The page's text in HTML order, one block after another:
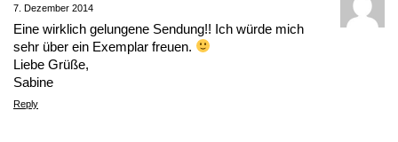
7. Dezember 2014
Eine wirklich gelungene Sendung!! Ich würde mich
sehr über ein Exemplar freuen.
Liebe Grüße,
Sabine
Reply